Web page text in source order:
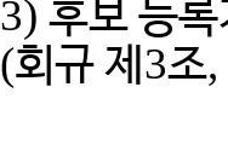
3) 후보 등
(회규 제 3조,